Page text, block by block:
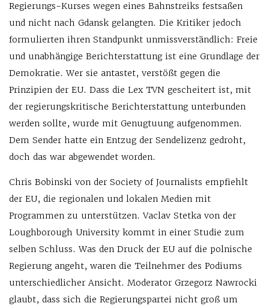
Regierungs-Kurses wegen eines Bahnstreiks festsaßen
und nicht nach Gdansk gelangten. Die Kritiker jedoch
formulierten ihren Standpunkt unmissverständlich: Freie
und unabhängige Berichterstattung ist eine Grundlage der
Demokratie. Wer sie antastet, verstößt gegen die
Prinzipien der EU. Dass die Lex TVN gescheitert ist, mit
der regierungskritische Berichterstattung unterbunden
werden sollte, wurde mit Genugtuung aufgenommen.
Dem Sender hatte ein Entzug der Sendelizenz gedroht,
doch das war abgewendet worden.
Chris Bobinski von der Society of Journalists empfiehlt
der EU, die regionalen und lokalen Medien mit
Programmen zu unterstützen. Vaclav Stetka von der
Loughborough University kommt in einer Studie zum
selben Schluss. Was den Druck der EU auf die polnische
Regierung angeht, waren die Teilnehmer des Podiums
unterschiedlicher Ansicht. Moderator Grzegorz Nawrocki
glaubt, dass sich die Regierungspartei nicht groß um